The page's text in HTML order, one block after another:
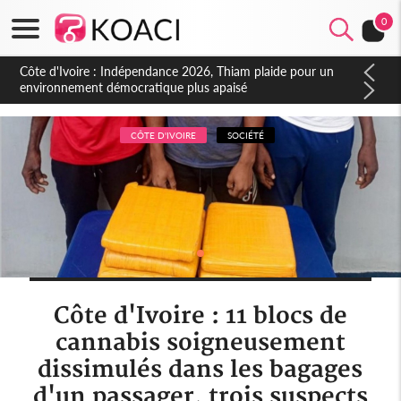
0
Côte d'Ivoire : Concours INFAS 2026, les convocations
seront disponibles à compter du samedi
CÔTE D'IVOIRE SOCIÉTÉ
Côte d'Ivoire : 11 blocs de
cannabis soigneusement
dissimulés dans les bagages